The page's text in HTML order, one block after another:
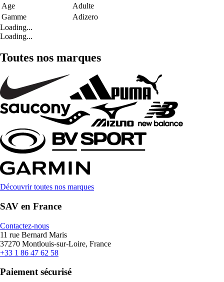
Age
Adulte
Gamme
Adizero
Loading...
Loading...
Toutes nos marques
Découvrir toutes nos marques
SAV en France
Contactez-nous
11 rue Bernard Maris
37270 Montlouis-sur-Loire, France
+33 1 86 47 62 58
Paiement sécurisé